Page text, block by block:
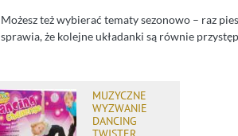
Możesz też wybierać tematy sezonowo – raz
sprawia, że kolejne układanki są równie
MUZYCZNE
WYZWANIE
DANCING